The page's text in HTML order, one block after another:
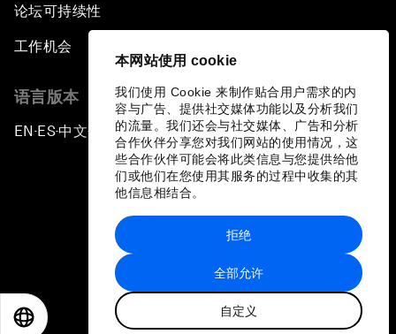
本网站使用 cookie
我们使用 Cookie 来制作贴合用户需求的内
容与广告、提供社交媒体功能以及分析我们
的流量。我们还会与社交媒体、广告和分析
合作伙伴分享您对我们网站的使用情况，这
些合作伙伴可能会将此类信息与您提供给他
们或他们在您使用其服务的过程中收集的其
他信息相结合。
全部允许
自定义
拒绝
论坛可持续性
工作机会
语言版本
EN ▪ ES▪中文▪ 日本語
站点地图
世界经济论坛